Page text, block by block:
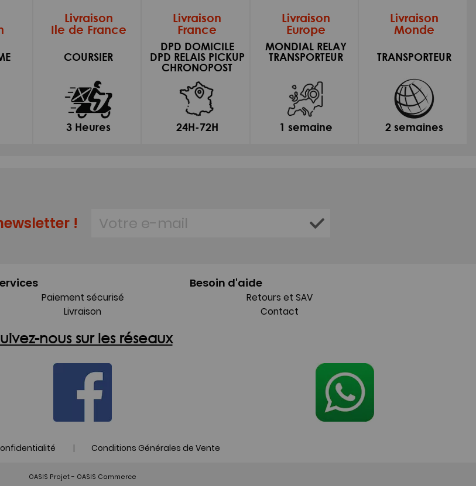
Livraison
Ile de France
COURSIER
3 Heures
Livraison
France
DPD DOMICILE
DPD RELAIS PICKUP
CHRONOPOST
24H-72H
Livraison
Europe
MONDIAL RELAY
TRANSPORTEUR
1 semaine
Livraison
Monde
TRANSPORTEUR
2 semaines
!
Paiement sécurisé
Livraison
Besoin d'aide
Retours et SAV
Contact
nous sur les réseaux
| Conditions Générales de Vente
OASIS Projet- OASIS Commerce